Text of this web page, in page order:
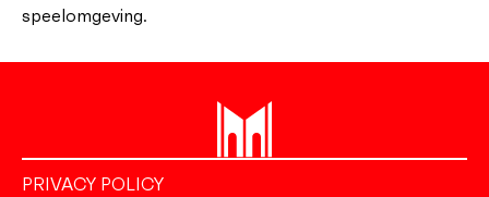
speelomgeving.
PRIVACY POLICY